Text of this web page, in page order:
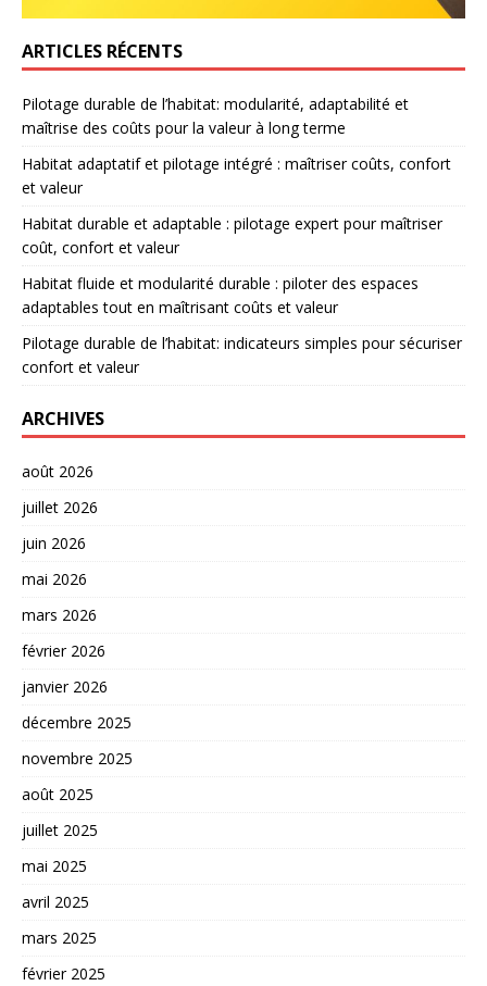
ARTICLES RÉCENTS
Pilotage durable de l’habitat: modularité, adaptabilité et
maîtrise des coûts pour la valeur à long terme
Habitat adaptatif et pilotage intégré : maîtriser coûts, confort
et valeur
Habitat durable et adaptable : pilotage expert pour maîtriser
coût, confort et valeur
Habitat fluide et modularité durable : piloter des espaces
adaptables tout en maîtrisant coûts et valeur
Pilotage durable de l’habitat: indicateurs simples pour sécuriser
confort et valeur
ARCHIVES
août 2026
juillet 2026
juin 2026
mai 2026
mars 2026
février 2026
janvier 2026
décembre 2025
novembre 2025
août 2025
juillet 2025
mai 2025
avril 2025
mars 2025
février 2025